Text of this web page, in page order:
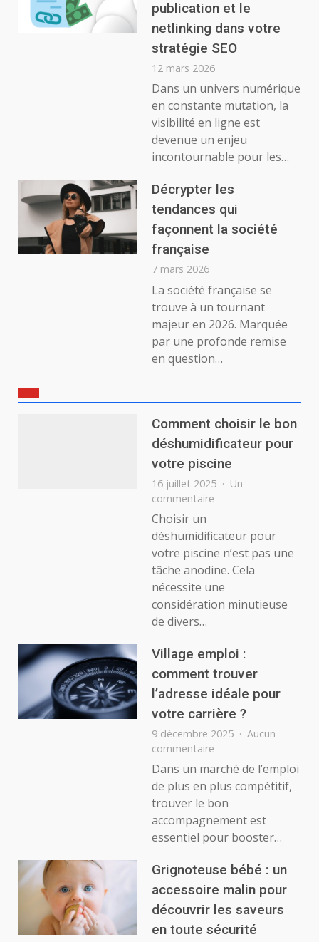
publication et le
netlinking dans votre
stratégie SEO
12 mars 2026
Dans un univers numérique
en constante mutation, la
visibilité en ligne est
devenue un enjeu
incontournable pour les…
Décrypter les
tendances qui
façonnent la société
française
7 mars 2026
La société française se
trouve à un tournant
majeur en 2026. Marquée
par une profonde remise
en question…
Comment choisir le bon
déshumidificateur pour
votre piscine
16 juillet 2025
Un
commentaire
le
bon
déshumidificateur
pour
votre
Choisir un
déshumidificateur pour
votre piscine n’est pas une
tâche anodine. Cela
nécessite une
considération minutieuse
de divers…
Village emploi :
comment trouver
l’adresse idéale pour
votre carrière ?
9 décembre 2025
Aucun
commentaire
Village
emploi
:
comment
trouver
l’adresse
pour
carrière
?
Dans un marché de l’emploi
de plus en plus compétitif,
trouver le bon
accompagnement est
essentiel pour booster…
Grignoteuse bébé : un
accessoire malin pour
découvrir les saveurs
en toute sécurité